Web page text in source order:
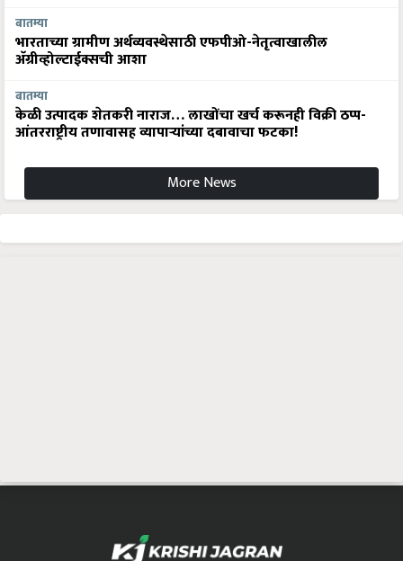
बातम्या
भारताच्या ग्रामीण अर्थव्यवस्थेसाठी एफपीओ-नेतृत्वाखालील
अ‍ॅग्रीव्होल्टाईक्सची आशा
बातम्या
केळी उत्पादक शेतकरी नाराज… लाखोंचा खर्च करूनही विक्री ठप्प-
आंतरराष्ट्रीय तणावासह व्यापाऱ्यांच्या दबावाचा फटका!
More News